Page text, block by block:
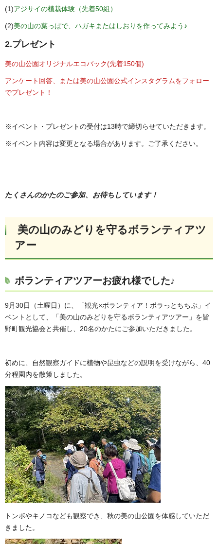
(1)アジサイの植栽体験（先着50組）
(2)美の山の葉っぱで、ハガキまたはしおりを作ってみよう♪
2.プレゼント
美の山公園オリジナルエコバック(先着150個)
アンケート回答、または美の山公園公式インスタグラムをフォロー
でプレゼント！
※イベント・プレゼントの受付は13時で締切らせていただきます。
※イベント内容は変更となる場合があります。ご了承ください。
たくさんのかたのご参加、お待ちしています！
美の山のみどりを守るボランティアツ
アー
ボランティアツアーお疲れ様でした♪
9月30日（土曜日）に、「観光×ボランティア！ボラっとちちぶ」イ
ベントとして、「美の山のみどりを守るボランティアツアー」を皆
野町観光協会と共催し、20名のかたにご参加いただきました。
初めに、自然観察ガイドに植物や昆虫などの説明を受けながら、40
分程園内を散策しました。
トンボやキノコなども観察でき、秋の美の山公園を体感していただ
きました。